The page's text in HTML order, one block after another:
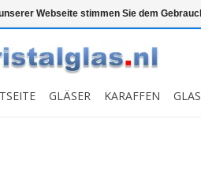
Snelle levering Graveren
GLÄSER KARAFFEN
Webseite stimmen Sie dem